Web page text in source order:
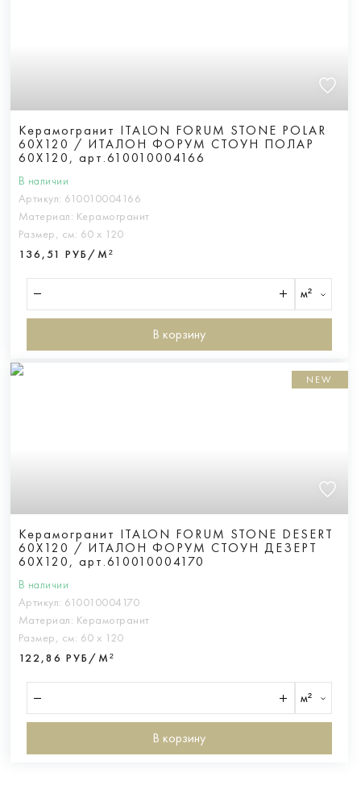
Керамогранит ITALON FORUM STONE POLAR
60X120 / ИТАЛОН ФОРУМ СТОУН ПОЛАР
60X120, арт.610010004166
В наличии
Артикул: 610010004166
Материал: Керамогранит
Размер, см: 60 х 120
136,51 РУБ/М²
м²
В корзину
NEW
Керамогранит ITALON FORUM STONE DESERT
60X120 / ИТАЛОН ФОРУМ СТОУН ДЕЗЕРТ
60X120, арт.610010004170
В наличии
Артикул: 610010004170
Материал: Керамогранит
Размер, см: 60 х 120
122,86 РУБ/М²
м²
В корзину